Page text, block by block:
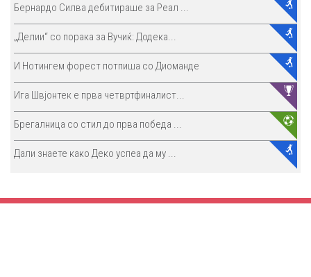
Бернардо Силва дебитираше за Реал ...
„Делии“ со порака за Вучиќ: Додека...
И Нотингем форест потпиша со Диоманде
Ига Швјонтек е прва четвртфиналист...
Брегалница со стил до прва победа ...
Дали знаете како Деко успеа да му ...